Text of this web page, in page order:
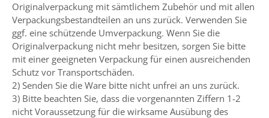
Originalverpackung mit sämtlichem Zubehör und mit allen
Verpackungsbestandteilen an uns zurück. Verwenden Sie
ggf. eine schützende Umverpackung. Wenn Sie die
Originalverpackung nicht mehr besitzen, sorgen Sie bitte
mit einer geeigneten Verpackung für einen ausreichenden
Schutz vor Transportschäden.
2) Senden Sie die Ware bitte nicht unfrei an uns zurück.
3) Bitte beachten Sie, dass die vorgenannten Ziffern 1-2
nicht Voraussetzung für die wirksame Ausübung des